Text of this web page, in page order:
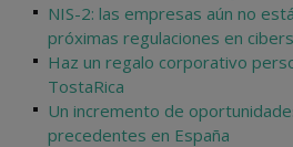
NIS-2: las empresas aún no
próximas regulaciones en
Haz un regalo corporativo
TostaRica
Un incremento de
precedentes en España